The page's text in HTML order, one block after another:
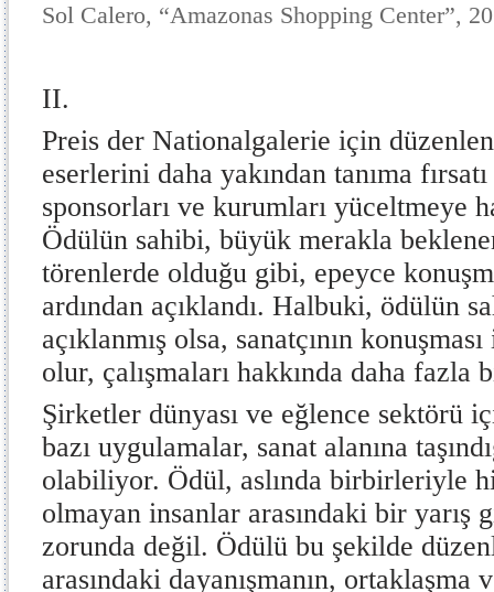
Sol Calero, “Amazonas Shopping Center”,
II.
Preis der Nationalgalerie için
eserlerini daha yakından tanıma
sponsorları ve kurumları yüceltmeye
Ödülün sahibi, büyük merakla
törenlerde olduğu gibi, epeyce
ardından açıklandı. Halbuki, ödülün
açıklanmış olsa, sanatçının
olur, çalışmaları hakkında daha
Şirketler dünyası ve eğlence sektörü
bazı uygulamalar, sanat alanına
olabiliyor. Ödül, aslında birbirleriyle
olmayan insanlar arasındaki bir yarış
zorunda değil. Ödülü bu şekilde
arasındaki dayanışmanın, ortaklaşma